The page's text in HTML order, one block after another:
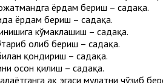
ёрдам бериш – садақа.
ёрдам бериш – садақа.
кўмаклашиш – садақа.
олиб бериш – садақа.
қондириш – садақа.
осон қилиш – садақа.
ҳақ эгаси муҳлатни чўзиб